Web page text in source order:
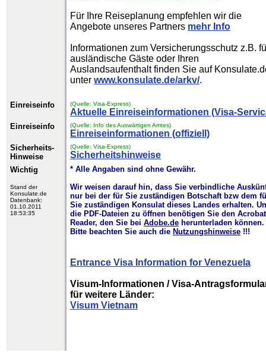
Für Ihre Reiseplanung empfehlen wir die
Angebote unseres Partners mehr Info
Informationen zum Versicherungsschutz z.B.
ausländische Gäste oder Ihren
Auslandsaufenthalt finden Sie auf
unter www.konsulate.de/arkv/.
Einreiseinfo (Quelle: Visa-Express)
Aktuelle Einreiseinformationen (Visa-
Einreiseinfo (Quelle: Info des Auswärtigen Amtes)
Einreiseinformationen (offiziell)
Sicherheits-
Hinweise
(Quelle: Visa-Express)
Sicherheitshinweise
Wichtig
Stand der
Konsulate.de
Datenbank:
01.10.2011
18:53:35
* Alle Angaben sind ohne Gewähr.
Wir weisen darauf hin, dass Sie verbindliche
nur bei der für Sie zuständigen Botschaft bzw dem
Sie zuständigen Konsulat dieses Landes erhalten.
die PDF-Dateien zu öffnen benötigen Sie den Acrobat
Reader, den Sie bei Adobe.de herunterladen können.
Bitte beachten Sie auch die Nutzungshinweise !!!
Entrance Visa Information for Venezuela
Visum-Informationen / Visa-
für weitere Länder:
Visum Vietnam